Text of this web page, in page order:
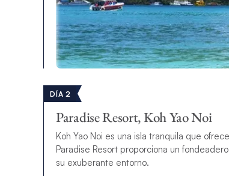
DÍA 2
Paradise Resort, Koh Yao Noi
Koh Yao Noi es una isla tranquila que
Paradise Resort proporciona un
su exuberante entorno.